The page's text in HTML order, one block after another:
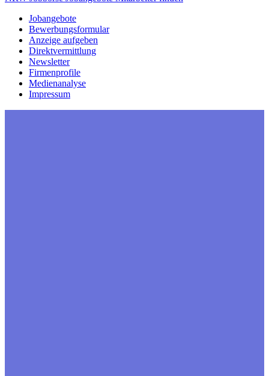
Jobangebote
Bewerbungsformular
Anzeige aufgeben
Direktvermittlung
Newsletter
Firmenprofile
Medienanalyse
Impressum